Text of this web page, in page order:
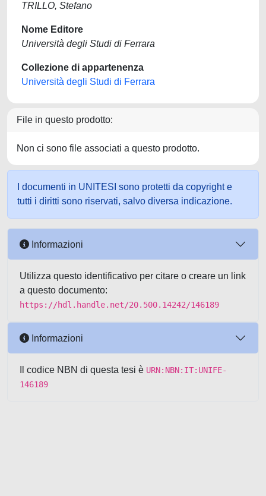
TRILLO, Stefano
Nome Editore
Università degli Studi di Ferrara
Collezione di appartenenza
Università degli Studi di Ferrara
File in questo prodotto:
Non ci sono file associati a questo prodotto.
I documenti in UNITESI sono protetti da copyright e
tutti i diritti sono riservati, salvo diversa indicazione.
Informazioni
Utilizza questo identificativo per citare o creare un link
a questo documento:
https://hdl.handle.net/20.500.14242/146189
Informazioni
Il codice NBN di questa tesi è URN:NBN:IT:UNIFE-
146189